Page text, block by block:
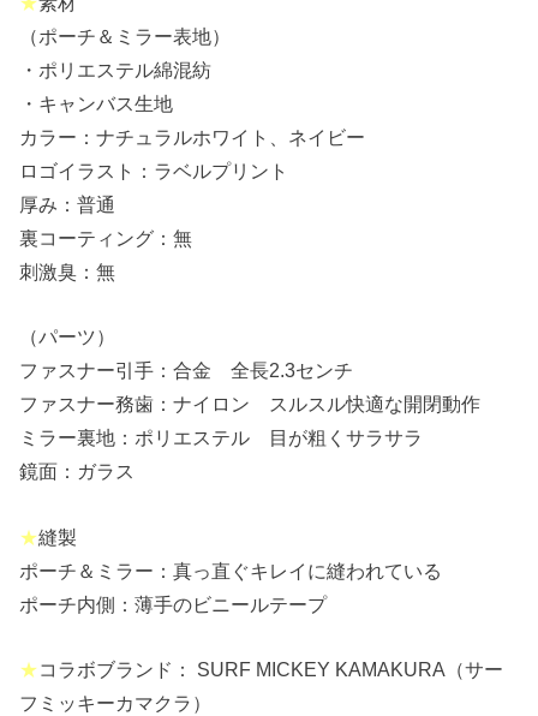
（ポーチ＆ミラー表地）
・ポリエステル綿混紡
・キャンバス生地
カラー：ナチュラルホワイト、ネイビー
ロゴイラスト：ラベルプリント
厚み：普通
裏コーティング：無
刺激臭：無
（パーツ）
ファスナー引手：合金 全長2.3センチ
ファスナー務歯：ナイロン スルスル快適な開閉動作
ミラー裏地：ポリエステル 目が粗くサラサラ
鏡面：ガラス
★縫製
ポーチ＆ミラー：真っ直ぐキレイに縫われている
ポーチ内側：薄手のビニールテープ
★コラボブランド： SURF MICKEY KAMAKURA（サー
フミッキーカマクラ）